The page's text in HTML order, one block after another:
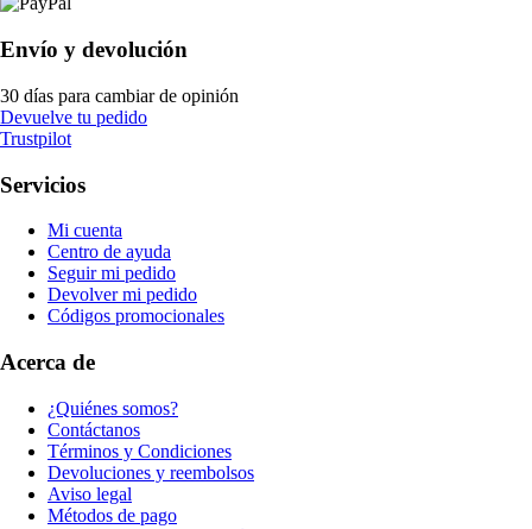
Envío y devolución
30 días para cambiar de opinión
Devuelve tu pedido
Trustpilot
Servicios
Mi cuenta
Centro de ayuda
Seguir mi pedido
Devolver mi pedido
Códigos promocionales
Acerca de
¿Quiénes somos?
Contáctanos
Términos y Condiciones
Devoluciones y reembolsos
Aviso legal
Métodos de pago